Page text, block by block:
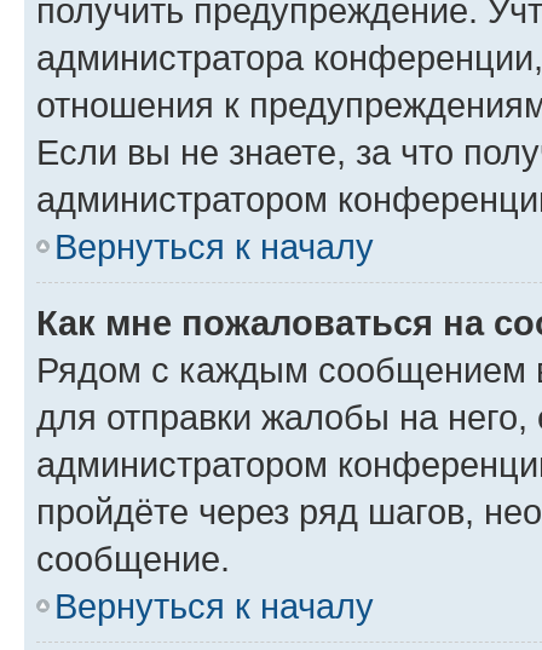
получить предупреждение.
администратора
отношения к
Если вы не знаете, за что
администратором
Вернуться к началу
Как мне пожаловаться на
Рядом с каждым сообщением
для отправки жалобы на
администратором
пройдёте через ряд шагов,
сообщение.
Вернуться к началу